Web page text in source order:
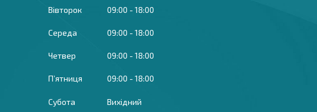
Вівторок 09:00 18:00
Середа 09:00 18:00
Четвер 09:00 18:00
Пʼятниця 09:00 18:00
Субота Вихідний